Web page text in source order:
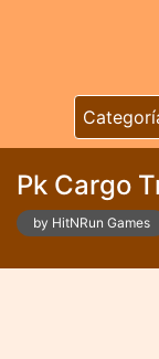
Pk Cargo
by HitNRun Games